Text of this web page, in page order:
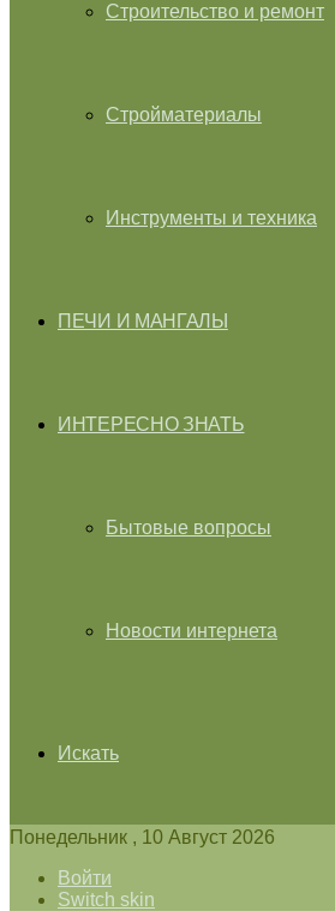
Строительство и ремонт
Стройматериалы
Инструменты и техника
ПЕЧИ И МАНГАЛЫ
ИНТЕРЕСНО ЗНАТЬ
Бытовые вопросы
Новости интернета
Искать
Понедельник , 10 Август 2026
Войти
Switch skin